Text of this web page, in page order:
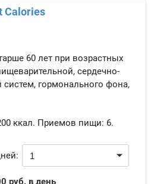
Calories
60 лет при возрастных
сердечно-
гормонального фона,
ккал. Приемов пищи: 6.
руб. в день